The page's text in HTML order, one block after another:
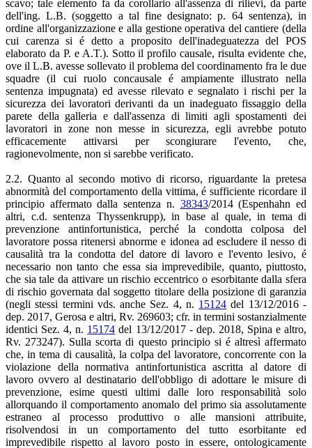
scavo; tale elemento fa da corollario all'assenza di rilievi, da parte
dell'ing. L.B. (soggetto a tal fine designato: p. 64 sentenza), in
ordine all'organizzazione e alla gestione operativa del cantiere (della
cui carenza si é detto a proposito dell'inadeguatezza del POS
elaborato da P. e A.T.). Sotto il profilo causale, risulta evidente che,
ove il L.B. avesse sollevato il problema del coordinamento fra le due
squadre (il cui ruolo concausale é ampiamente illustrato nella
sentenza impugnata) ed avesse rilevato e segnalato i rischi per la
sicurezza dei lavoratori derivanti da un inadeguato fissaggio della
parete della galleria e dall'assenza di limiti agli spostamenti dei
lavoratori in zone non messe in sicurezza, egli avrebbe potuto
efficacemente attivarsi per scongiurare l'evento, che,
ragionevolmente, non si sarebbe verificato.
2.2. Quanto al secondo motivo di ricorso, riguardante la pretesa
abnormità del comportamento della vittima, é sufficiente ricordare il
principio affermato dalla sentenza n. 38343/2014 (Espenhahn ed
altri, c.d. sentenza Thyssenkrupp), in base al quale, in tema di
prevenzione antinfortunistica, perché la condotta colposa del
lavoratore possa ritenersi abnorme e idonea ad escludere il nesso di
causalità tra la condotta del datore di lavoro e l'evento lesivo, é
necessario non tanto che essa sia imprevedibile, quanto, piuttosto,
che sia tale da attivare un rischio eccentrico o esorbitante dalla sfera
di rischio governata dal soggetto titolare della posizione di garanzia
(negli stessi termini vds. anche Sez. 4, n. 15124 del 13/12/2016 -
dep. 2017, Gerosa e altri, Rv. 269603; cfr. in termini sostanzialmente
identici Sez. 4, n. 15174 del 13/12/2017 - dep. 2018, Spina e altro,
Rv. 273247). Sulla scorta di questo principio si é altresì affermato
che, in tema di causalità, la colpa del lavoratore, concorrente con la
violazione della normativa antinfortunistica ascritta al datore di
lavoro ovvero al destinatario dell'obbligo di adottare le misure di
prevenzione, esime questi ultimi dalle loro responsabilità solo
allorquando il comportamento anomalo del primo sia assolutamente
estraneo al processo produttivo o alle mansioni attribuite,
risolvendosi in un comportamento del tutto esorbitante ed
imprevedibile rispetto al lavoro posto in essere, ontologicamente